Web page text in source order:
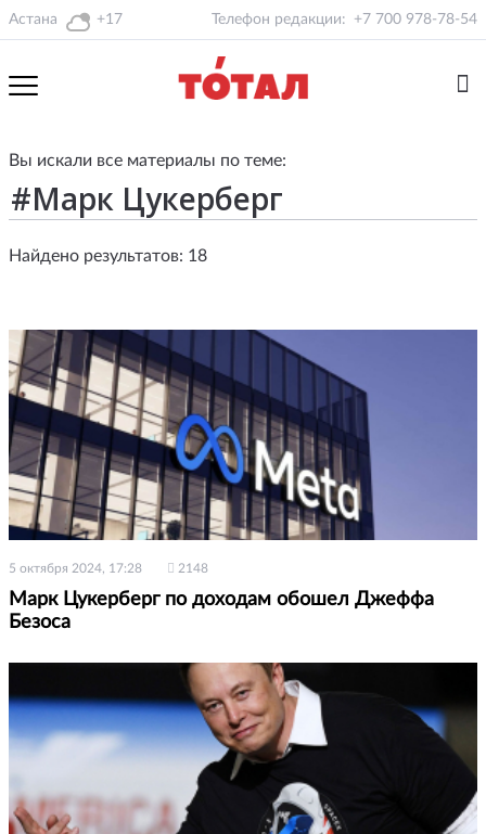
Астана +17 Телефон редакции: +7 700 978-78-54
Вы искали все материалы по теме:
Найдено результатов: 18
5 октября 2024, 17:28 2148
Марк Цукерберг по доходам обошел Джеффа
Безоса